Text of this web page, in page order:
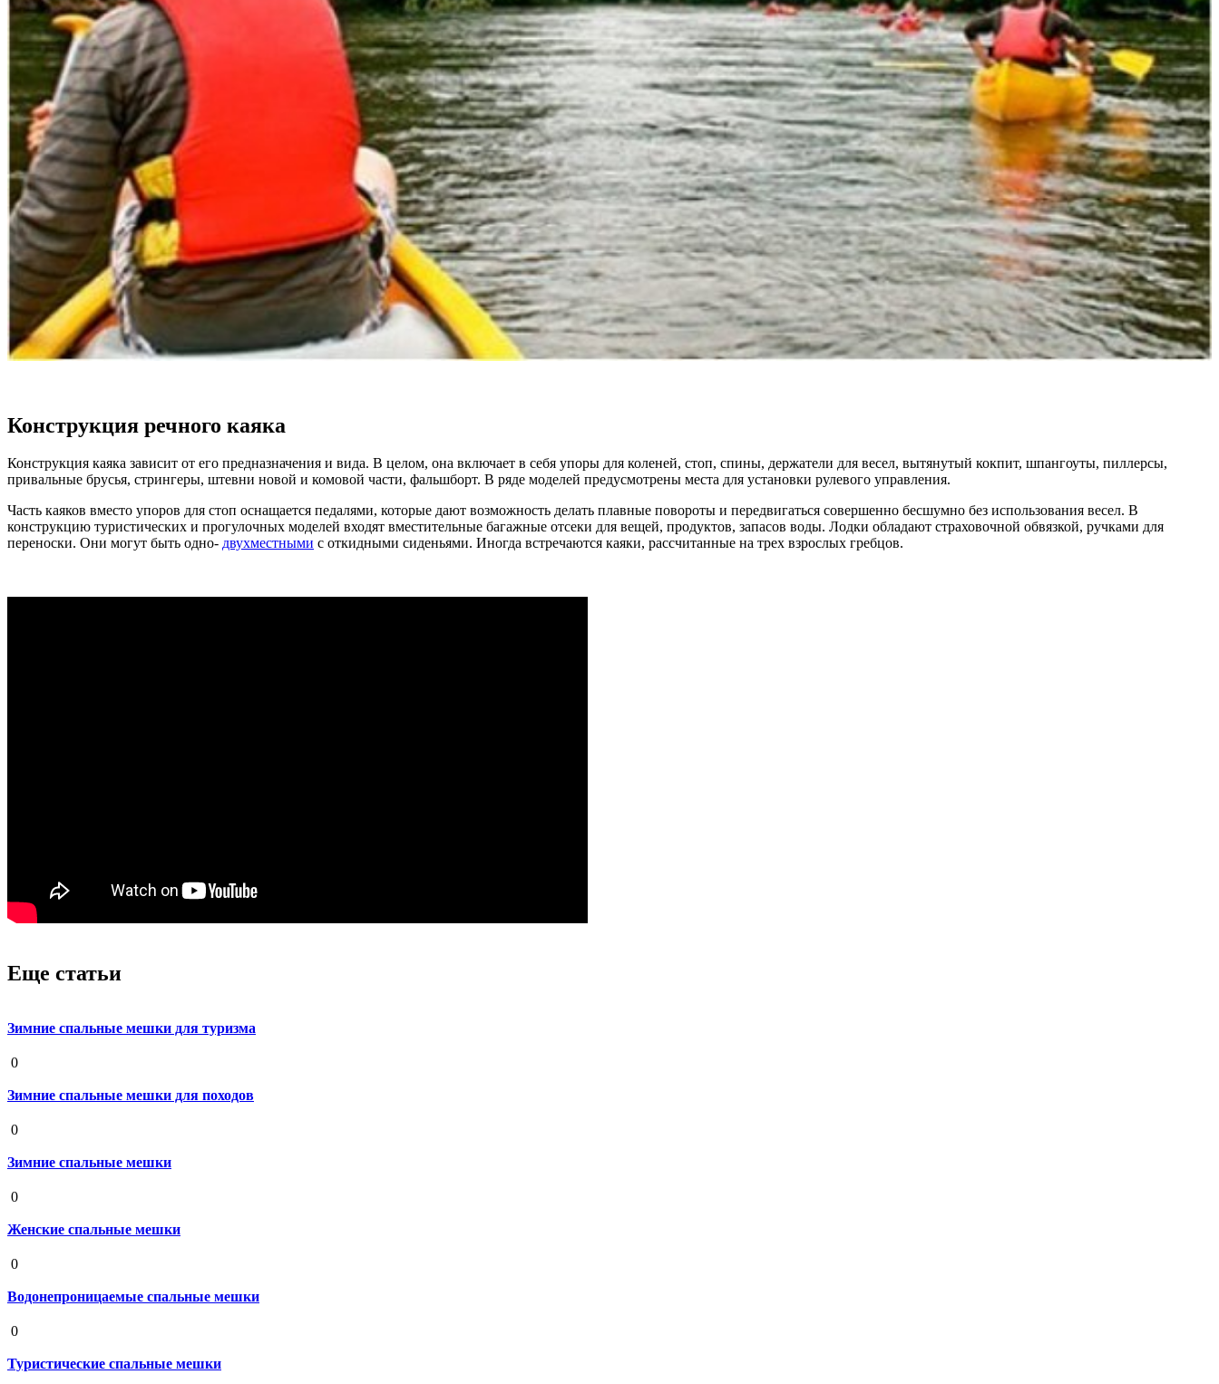
Конструкция речного каяка
Конструкция каяка зависит от его предназначения и вида. В целом, она включает в себя упоры для коленей, стоп, спины, держатели для весел, вытянутый кокпит, шпангоуты, пиллерсы,
привальные брусья, стрингеры, штевни новой и комовой части, фальшборт. В ряде моделей предусмотрены места для установки рулевого управления.
Часть каяков вместо упоров для стоп оснащается педалями, которые дают возможность делать плавные повороты и передвигаться совершенно бесшумно без использования весел. В
конструкцию туристических и прогулочных моделей входят вместительные багажные отсеки для вещей, продуктов, запасов воды. Лодки обладают страховочной обвязкой, ручками для
переноски. Они могут быть одно- двухместными с откидными сиденьями. Иногда встречаются каяки, рассчитанные на трех взрослых гребцов.
Еще статьи
Зимние спальные мешки для туризма
0
Зимние спальные мешки для походов
0
Зимние спальные мешки
0
Женские спальные мешки
0
Водонепроницаемые спальные мешки
0
Туристические спальные мешки